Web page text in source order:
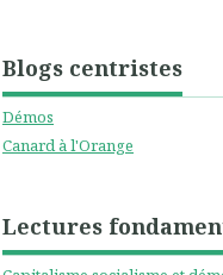
Blogs centristes
Démos
Canard à l'Orange
Lectures